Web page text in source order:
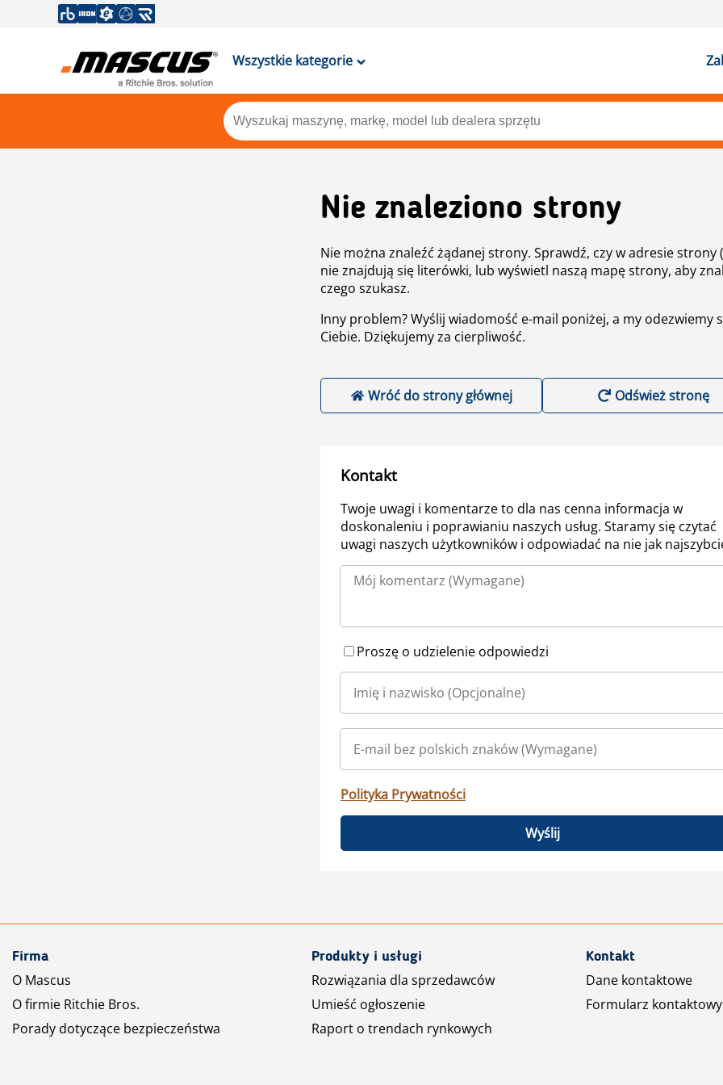
Wszystkie kategorie
Nie znaleziono strony
Nie można znaleźć żądanej strony. Sprawdź, czy w adresie strony
nie znajdują się literówki, lub wyświetl naszą mapę strony, aby
czego szukasz.
Inny problem? Wyślij wiadomość e-mail poniżej, a my odezwiemy
Ciebie. Dziękujemy za cierpliwość.
Wróć do strony głównej Odśwież stronę
Kontakt
Twoje uwagi i komentarze to dla nas cenna informacja w
doskonaleniu i poprawianiu naszych usług. Staramy się czytać
uwagi naszych użytkowników i odpowiadać na nie jak
Proszę o udzielenie odpowiedzi
Polityka Prywatności
Wyślij
Firma
O Mascus
O firmie Ritchie Bros.
Porady dotyczące bezpieczeństwa
Produkty i usługi
Rozwiązania dla sprzedawców
Umieść ogłoszenie
Raport o trendach rynkowych
Kontakt
Dane kontaktowe
Formularz kontaktowy